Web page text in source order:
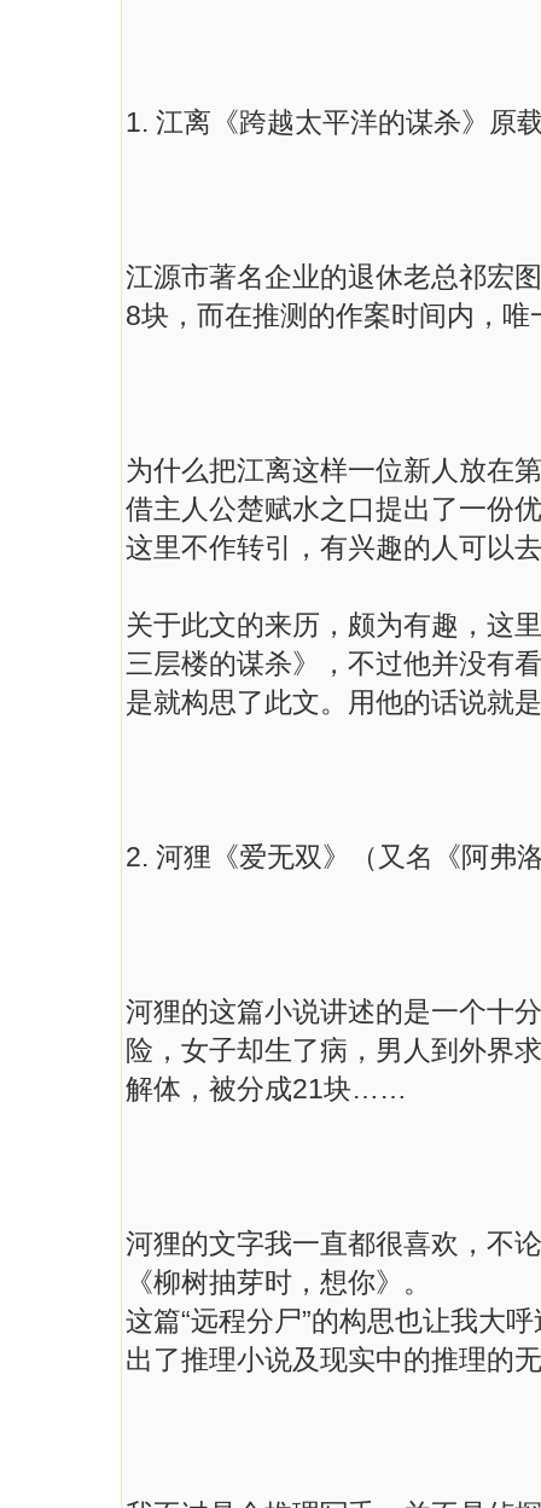
1. 江离《跨越太平洋的谋杀》原
江源市著名企业的退休老总祁宏
8块，而在推测的作案时间内，
为什么把江离这样一位新人放在
借主人公楚赋水之口提出了一份
这里不作转引，有兴趣的人可以
关于此文的来历，颇为有趣，这
三层楼的谋杀》，不过他并没有
是就构思了此文。用他的话说就
2. 河狸《爱无双》（又名《阿弗
河狸的这篇小说讲述的是一个十
险，女子却生了病，男人到外界
解体，被分成21块……
河狸的文字我一直都很喜欢，不
《柳树抽芽时，想你》。
这篇“远程分尸”的构思也让我大
出了推理小说及现实中的推理的